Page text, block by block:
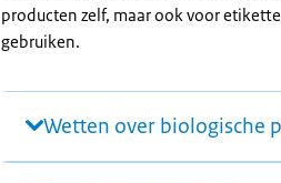
producten zelf, maar ook voor
gebruiken.
Wetten over biologische